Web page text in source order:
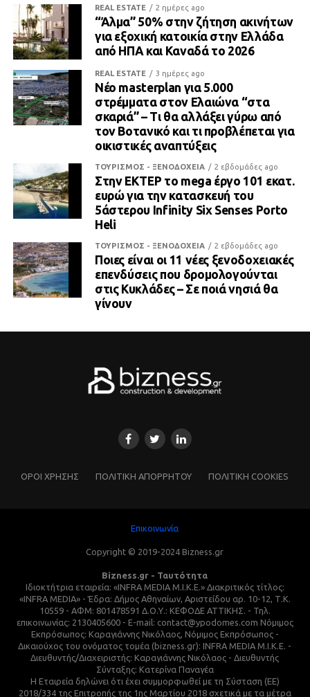
REAL ESTATE 2 ημέρες ago
“Άλμα” 50% στην ζήτηση ακινήτων
για εξοχική κατοικία στην Ελλάδα
από ΗΠΑ και Καναδά το 2026
REAL ESTATE 3 ημέρες ago
Νέο masterplan για 5.000
στρέμματα στον Ελαιώνα “στα
σκαριά” – Τι θα αλλάξει γύρω από
τον Βοτανικό και τι προβλέπεται για
οικιστικές αναπτύξεις
ΤΟΥΡΙΣΜΟΣ - ΞΕΝΟΔΟΧΕΙΑ 2 εβδομάδες ago
Στην ΕΚΤΕΡ το mega έργο 101 εκατ.
ευρώ για την κατασκευή του
5άστερου Infinity Six Senses Porto
Heli
ΤΟΥΡΙΣΜΟΣ - ΞΕΝΟΔΟΧΕΙΑ 2 εβδομάδες ago
Ποιες είναι οι 11 νέες ξενοδοχειακές
επενδύσεις που δρομολογούνται
στις Κυκλάδες – Σε ποιά νησιά θα
γίνουν
ΌΡΟΙ ΧΡΗΣΗΣ ΠΟΛΙΤΙΚΗ ΑΠΟΡΡΗΤΟΥ ΠΟΛΙΤΙΚΗ COOKIES
Επικοινωνία
Copyright © 2019-2024 Bizness.gr
Bizness.gr - Ταυτότητα
Ιδιοκτήτρια εταιρεία: «INFRA MEDIA M.I.K.E.» Διακριτικός τίτλος:
«INFRA MEDIA» - Έδρα: Δήμος Αθηναίων, Αριστείδου αρ. 10-12, Τ.Κ.
10559 - ΑΦΜ: 801478591 Δ.Ο.Υ.: ΚΕΦΟΔΕ ΑΤΤΙΚΗΣ. - Τηλ.
επικοινωνίας: 2130405600 - E-mail: contact@ypodomes.com Νόμιμος
Εκπρόσωπος: Καραγιάννης Νικόλαος, Νόμιμος Εκπρόσωπος -
Δικαιούχος του ονόματος τομέα (bizness.gr): INFRA MEDIA M.I.K.E. -
Διευθυντής/Διαχειριστής: Καραγιάννης Νικόλαος - Διευθυντής
Σύνταξης: Κατερίνα Παναγέα
Η Εταιρεία δηλώνει ότι έχει συμμορφωθεί με τη Σύσταση (ΕΕ)
2018/334 της Επιτροπής της 1ης Μαρτίου 2018 σχετικά με τα μέτρα